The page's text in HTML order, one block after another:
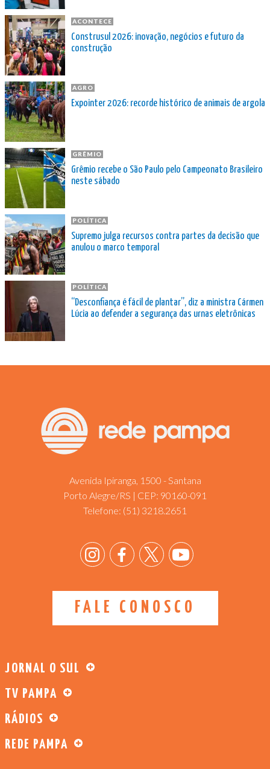
ACONTECE
Construsul 2026: inovação, negócios e futuro da
construção
AGRO
Expointer 2026: recorde histórico de animais de argola
GRÊMIO
Grêmio recebe o São Paulo pelo Campeonato Brasileiro
neste sábado
POLÍTICA
Supremo julga recursos contra partes da decisão que
anulou o marco temporal
POLÍTICA
“Desconfiança é fácil de plantar”, diz a ministra Cármen
Lúcia ao defender a segurança das urnas eletrônicas
Avenida Ipiranga, 1500 - Santana
Porto Alegre/RS | CEP: 90160-091
Telefone: (51) 3218.2651
FALE CONOSCO
JORNAL O SUL
TV PAMPA
RÁDIOS
REDE PAMPA